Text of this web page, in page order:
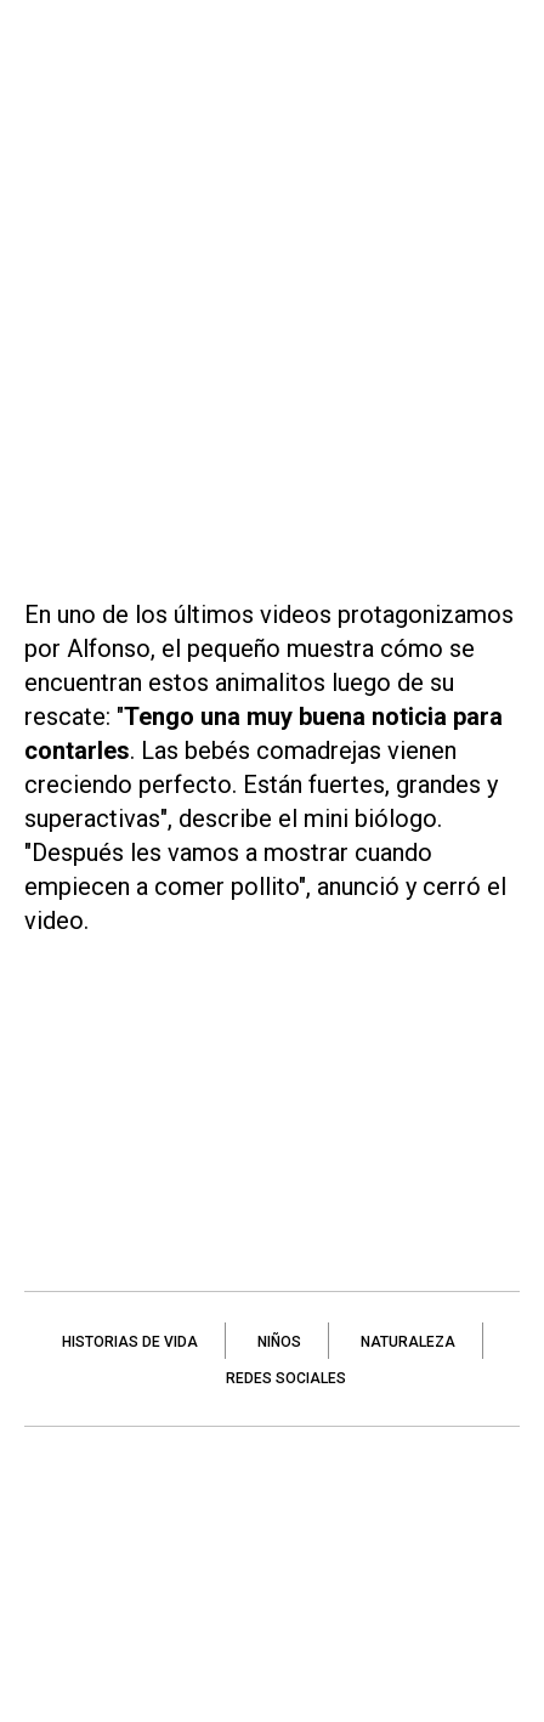
En uno de los últimos videos protagonizamos
por Alfonso, el pequeño muestra cómo se
encuentran estos animalitos luego de su
rescate: "Tengo una muy buena noticia para
contarles. Las bebés comadrejas vienen
creciendo perfecto. Están fuertes, grandes y
superactivas", describe el mini biólogo.
"Después les vamos a mostrar cuando
empiecen a comer pollito", anunció y cerró el
video.
HISTORIAS DE VIDA NIÑOS NATURALEZA
REDES SOCIALES